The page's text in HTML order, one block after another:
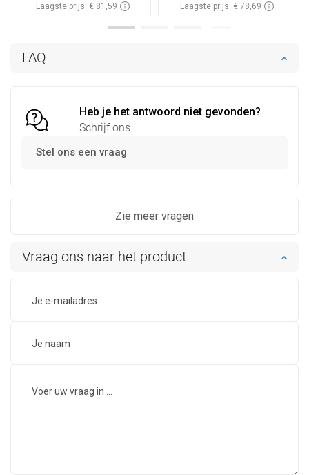
FAQ
Heb je het antwoord niet gevonden?
Schrijf ons
Stel ons een vraag
Zie meer vragen
Vraag ons naar het product
Laagste prijs: € 81,59
Laagste prijs: € 78,69